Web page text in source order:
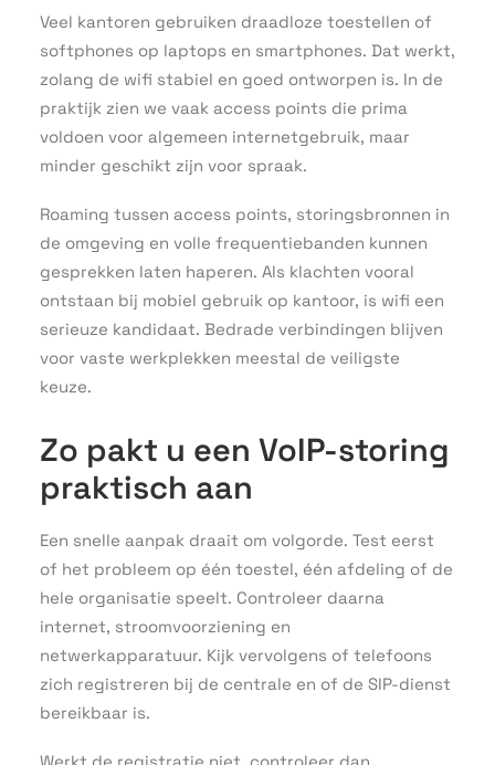
Veel kantoren gebruiken draadloze toestellen of
softphones op laptops en smartphones. Dat werkt,
zolang de wifi stabiel en goed ontworpen is. In de
praktijk zien we vaak access points die prima
voldoen voor algemeen internetgebruik, maar
minder geschikt zijn voor spraak.
Roaming tussen access points, storingsbronnen in
de omgeving en volle frequentiebanden kunnen
gesprekken laten haperen. Als klachten vooral
ontstaan bij mobiel gebruik op kantoor, is wifi een
serieuze kandidaat. Bedrade verbindingen blijven
voor vaste werkplekken meestal de veiligste
keuze.
Zo pakt u een VoIP-storing
praktisch aan
Een snelle aanpak draait om volgorde. Test eerst
of het probleem op één toestel, één afdeling of de
hele organisatie speelt. Controleer daarna
internet, stroomvoorziening en
netwerkapparatuur. Kijk vervolgens of telefoons
zich registreren bij de centrale en of de SIP-dienst
bereikbaar is.